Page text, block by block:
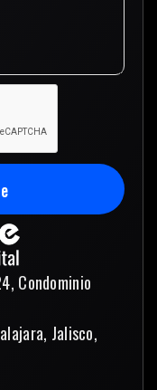
Condominio
Jalisco,